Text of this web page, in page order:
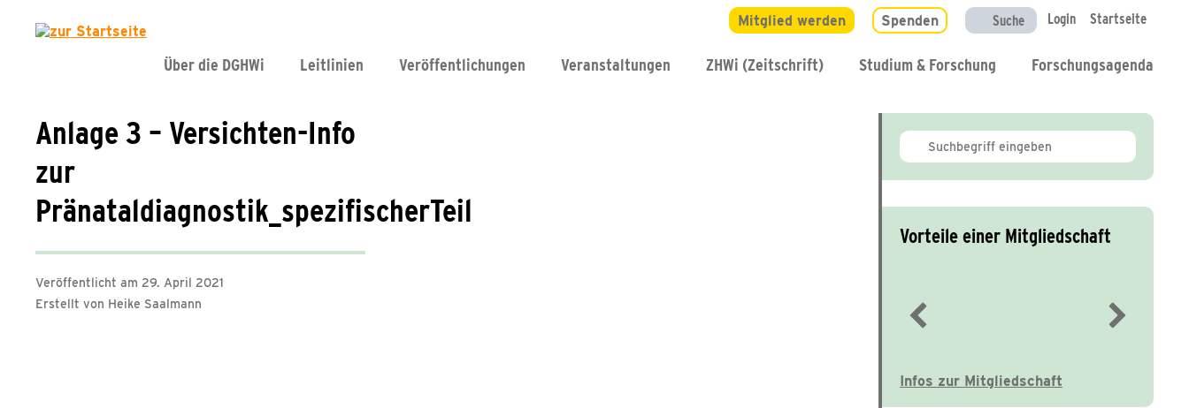
Mitglied werden Spenden Suche Login Startseite
Über die DGHWi Leitlinien Veröffentlichungen Veranstaltungen ZHWi (Zeitschrift) Studium & Forschung Forschungsagenda
Anlage 3 – Versichten-Info
zur
Pränataldiagnostik_spezifischerTeil
Veröffentlicht am 29. April 2021
Erstellt von Heike Saalmann
Vorteile einer Mitgliedschaft
Infos zur Mitgliedschaft